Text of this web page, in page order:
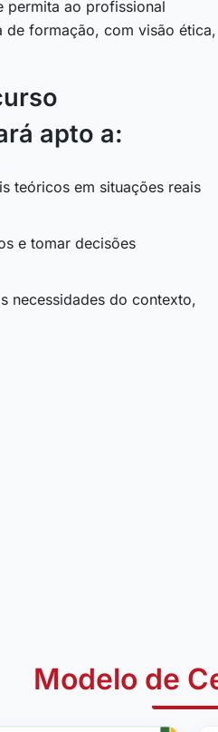
permita ao profissional
de formação, com visão ética,
apto a:
teóricos em situações reais
e tomar decisões
necessidades do contexto,
Modelo de